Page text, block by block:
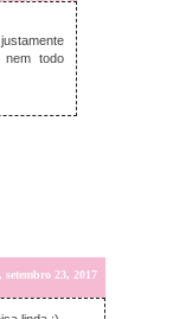
23, 2017
nem todo
setembro 23, 2017